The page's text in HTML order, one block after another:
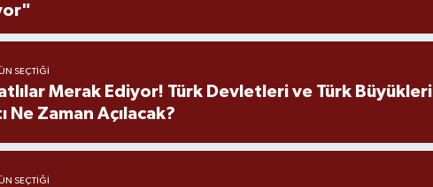
SEÇTIĞI
Merak Ediyor! Türk Devletleri ve Türk Büyükleri
Ne Zaman Açılacak?
SEÇTIĞI